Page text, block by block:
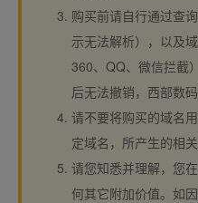
购买前请自行通过查
示无法解析），以及
360、QQ、微信拦截
后无法撤销，西部数
请不要将购买的域名
定域名，所产生的相
请您知悉并理解，您
何其它附加价值。如